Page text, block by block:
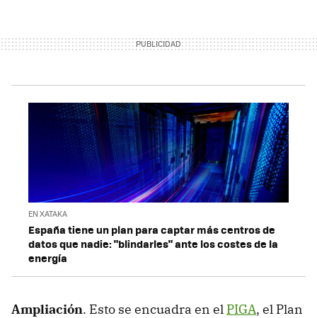
EN XATAKA
España tiene un plan para captar más centros de
datos que nadie: "blindarles" ante los costes de la
energía
Ampliación. Esto se encuadra en el PIGA, el Plan